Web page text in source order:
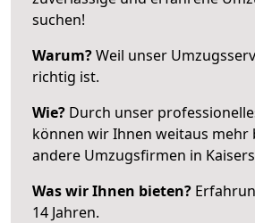
suchen!
Warum?Weil unser
richtig ist.
Wie? Durch unser
können wir Ihnen weitaus mehr
andere Umzugsfirmen in
Was wir Ihnen bieten?
14 Jahren.